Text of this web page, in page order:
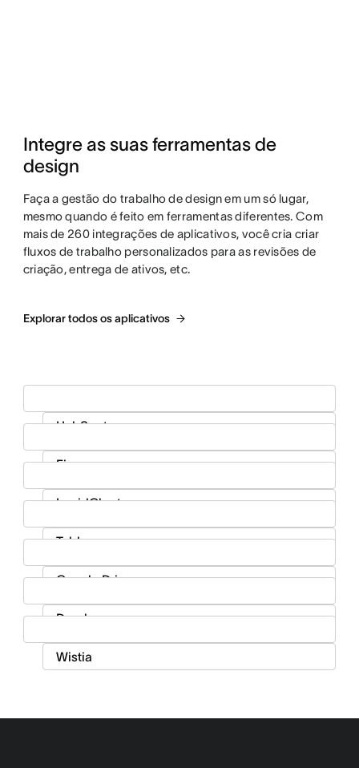
Integre as suas ferramentas de
design
Faça a gestão do trabalho de design em um só lugar,
mesmo quando é feito em ferramentas diferentes. Com
mais de 260 integrações de aplicativos, você cria criar
fluxos de trabalho personalizados para as revisões de
criação, entrega de ativos, etc.
Explorar todos os aplicativos